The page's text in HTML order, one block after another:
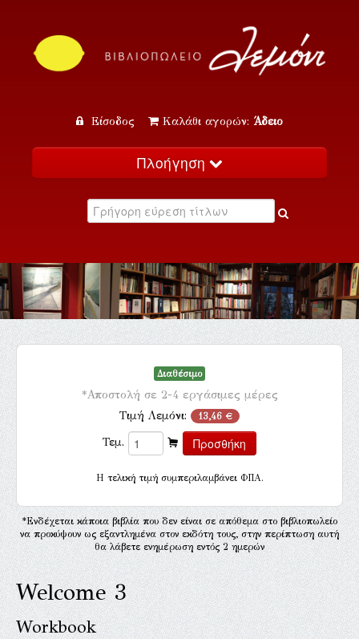
Είσοδος Καλάθι αγορών: Άδειο
Πλοήγηση
Κατάλογος
Εκδηλώσεις
Επικοινωνία
Διαθέσιμο
*Αποστολή σε 2-4 εργάσιμες μέρες
Τιμή Λεμόνι: 13,46 €
Τεμ.
H τελική τιμή συμπεριλαμβάνει ΦΠΑ.
*Ενδέχεται κάποια βιβλία που δεν είναι σε απόθεμα στο βιβλιοπωλείο
να προκύψουν ως εξαντλημένα στον εκδότη τους, στην περίπτωση αυτή
θα λάβετε ενημέρωση εντός 2 ημερών
Welcome 3
Workbook